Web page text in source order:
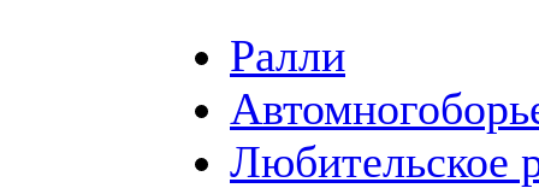
Ралли
Любительское